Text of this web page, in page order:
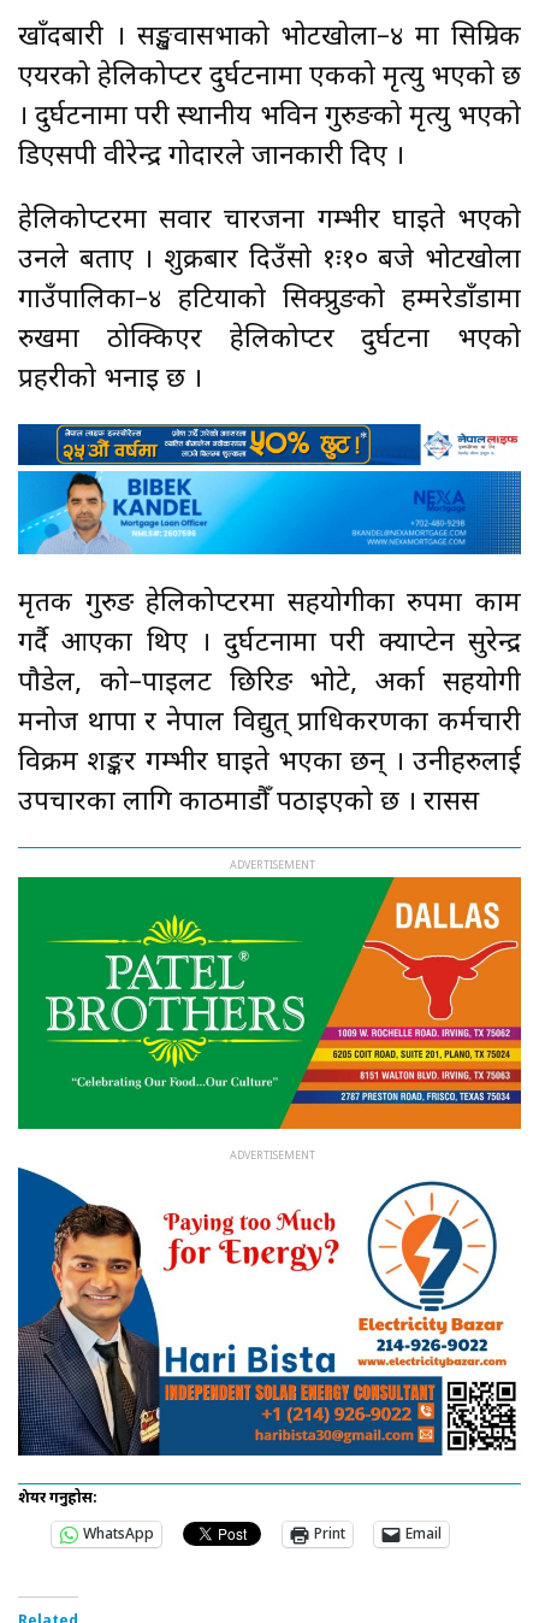
खाँदबारी । सङ्खुवासभाको भोटखोला–४ मा सिम्रिक
एयरको हेलिकोप्टर दुर्घटनामा एकको मृत्यु भएको छ
। दुर्घटनामा परी स्थानीय भविन गुरुङको मृत्यु भएको
डिएसपी वीरेन्द्र गोदारले जानकारी दिए ।
हेलिकोप्टरमा सवार चारजना गम्भीर घाइते भएको
उनले बताए । शुक्रबार दिउँसो १ः१० बजे भोटखोला
गाउँपालिका–४ हटियाको सिक्प्रुङको हम्मरेडाँडामा
रुखमा ठोक्किएर हेलिकोप्टर दुर्घटना भएको
प्रहरीको भनाइ छ ।
मृतक गुरुङ हेलिकोप्टरमा सहयोगीका रुपमा काम
गर्दै आएका थिए । दुर्घटनामा परी क्याप्टेन सुरेन्द्र
पौडेल, को–पाइलट छिरिङ भोटे, अर्का सहयोगी
मनोज थापा र नेपाल विद्युत् प्राधिकरणका कर्मचारी
विक्रम शङ्कर गम्भीर घाइते भएका छन् । उनीहरुलाई
उपचारका लागि काठमाडौँ पठाइएको छ । रासस
शेयर गर्नुहोस:
WhatsApp
Print Email